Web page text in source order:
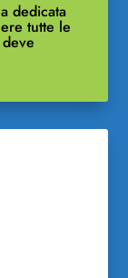
dedicata
tutte le